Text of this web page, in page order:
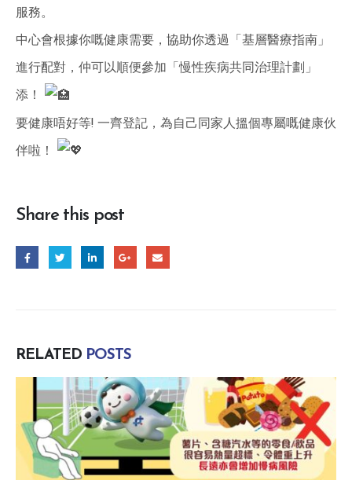
服務。
中心會根據你嘅健康需要，協助你透過「基層醫療指南」
進行配對，仲可以順便參加「慢性疾病共同治理計劃」
添！
要健康唔好等! 一齊登記，為自己同家人搵個專屬嘅健康伙
伴啦！
Share this post
RELATED POSTS